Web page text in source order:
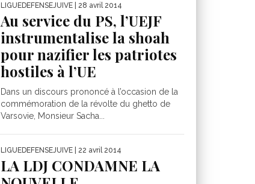
LIGUEDEFENSEJUIVE | 28 avril 2014
Au service du PS, l’UEJF
instrumentalise la shoah
pour nazifier les patriotes
hostiles à l’UE
Dans un discours prononcé à l’occasion de la
commémoration de la révolte du ghetto de
Varsovie, Monsieur Sacha...
LIGUEDEFENSEJUIVE | 22 avril 2014
LA LDJ CONDAMNE LA